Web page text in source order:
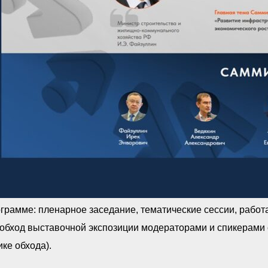
пленарное заседание, тематические сессии,
выставочной экспозиции модераторами и
обхода).